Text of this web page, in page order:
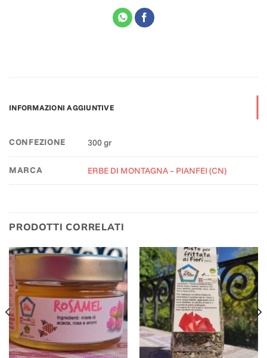
INFORMAZIONI AGGIUNTIVE
CONFEZIONE 300 gr
MARCA ERBE DI MONTAGNA – PIANFEI (CN)
PRODOTTI CORRELATI